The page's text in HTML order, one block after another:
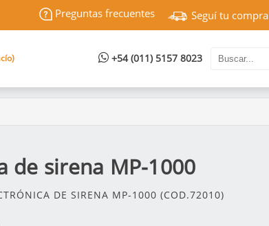
Seguí tu compra
Preguntas frecuentes
+54 (011) 5157 8023
)
de sirena MP-1000
DE SIRENA MP-1000 (COD.72010)